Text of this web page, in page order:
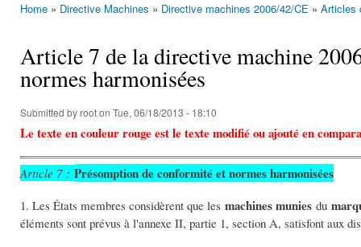
Home » Directive Machines » Directive machines 2006/42/CE » Articles
Article 7 de la directive machine
normes harmonisées
Submitted byrooton Tue, 06/18/2013 - 18:10
Le texte en couleur rouge est le texte modifié ou ajouté en
Article 7 : Présomption de conformité et normes harmonisées
1. Les États membres considèrent que les machines munies du
éléments sont prévus à l'annexe II, partie 1, section A, satisfont aux